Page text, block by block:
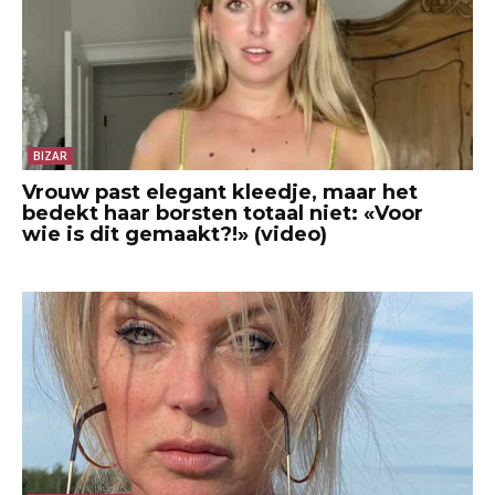
BIZAR
Vrouw past elegant kleedje, maar het
bedekt haar borsten totaal niet: «Voor
wie is dit gemaakt?!» (video)